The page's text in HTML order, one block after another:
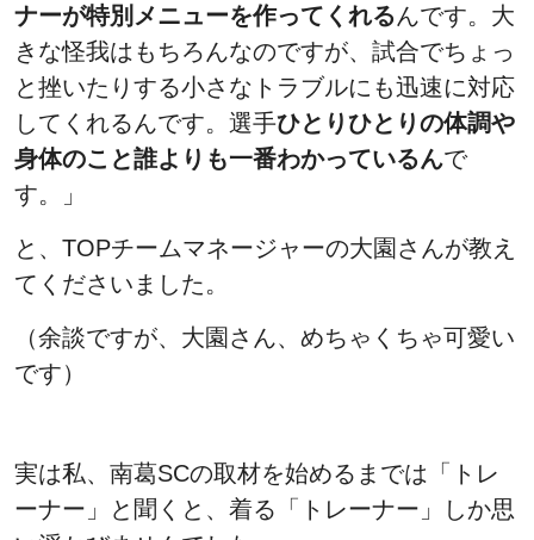
ナーが特別メニューを作ってくれるんです。 大
きな怪我はもちろんなのですが、試合でちょっ
と挫いたりする小さなトラブルにも迅速に対応
してくれるんです。選手ひとりひとりの体調や
身体のこと誰よりも一番わかっているんで
す。」
と、TOPチームマネージャーの大園さんが教え
てくださいました。
（余談ですが、大園さん、めちゃくちゃ可愛い
です）
実は私、南葛SCの取材を始めるまでは「トレ
ーナー」と聞くと、着る「トレーナー」しか思